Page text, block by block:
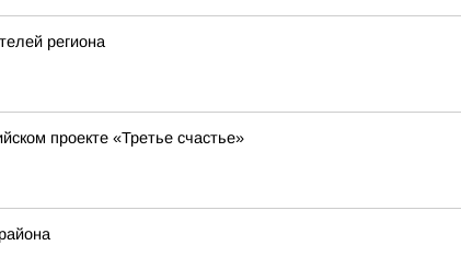
региона
проекте «Третье счастье»